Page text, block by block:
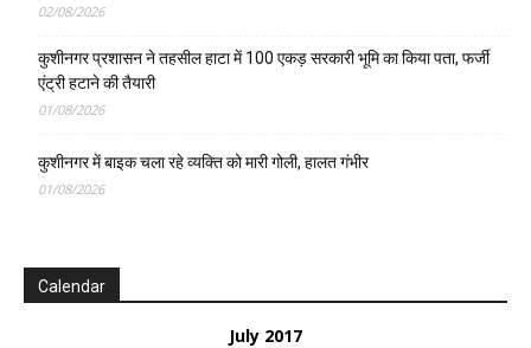
02/08/2026
कुशीनगर प्रशासन ने तहसील हाटा में 100 एकड़ सरकारी भूमि का किया पता, फर्जी
एंट्री हटाने की तैयारी
01/08/2026
कुशीनगर में बाइक चला रहे व्यक्ति को मारी गोली, हालत गंभीर
01/08/2026
Calendar
July 2017